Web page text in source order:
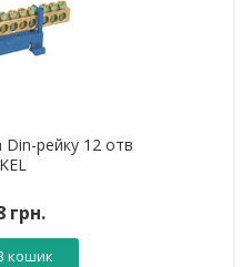
рейку 12 отв
грн.
кошик